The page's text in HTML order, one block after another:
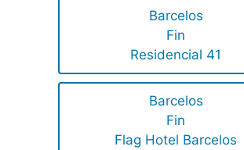
Barcelos
Fin
Residencial 41
Barcelos
Fin
Flag Hotel Barcelos